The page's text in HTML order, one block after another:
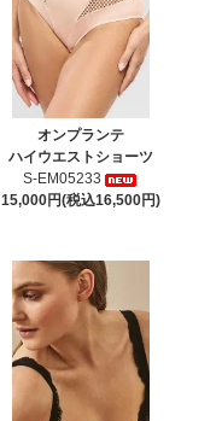
オンプランテ
ハイウエストショーツ
S-EM05233
15,000円(税込16,500円)